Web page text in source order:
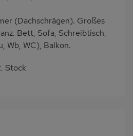
(Dachschrägen). Großes
Bett, Sofa, Schreibtisch,
Wb, WC), Balkon.
Stock